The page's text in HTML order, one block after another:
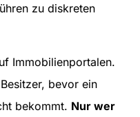
zu diskreten
Immobilienportalen.
bevor ein
bekommt. Nur wer